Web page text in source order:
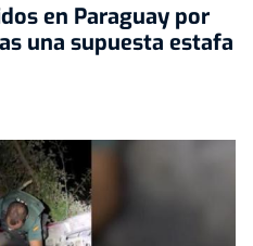
en Paraguay por
una supuesta estafa